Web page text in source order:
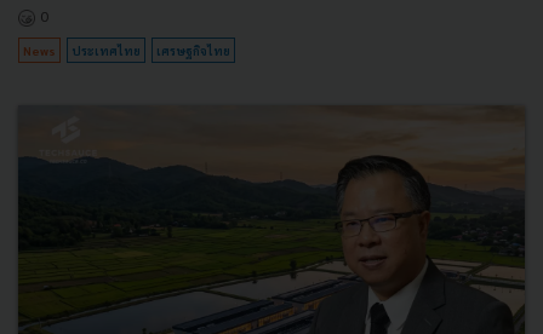
0
News ประเทศไทย เศรษฐกิจไทย